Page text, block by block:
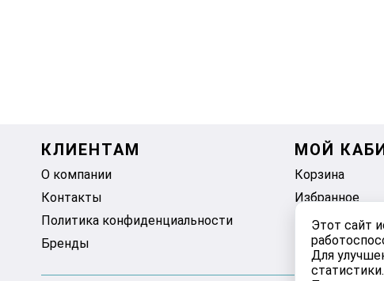
Этот сайт
Для
статистики.
КЛИЕНТАМ
О компании
Контакты
Политика конфиденциальности
Бренды
МОЙ
Корзина
Избранное